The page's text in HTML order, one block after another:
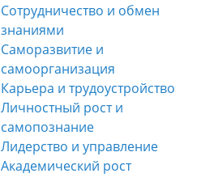
Сотрудничество и обмен
знаниями
Саморазвитие и
самоорганизация
Карьера и трудоустройство
Личностный рост и
самопознание
Лидерство и управление
Академический рост